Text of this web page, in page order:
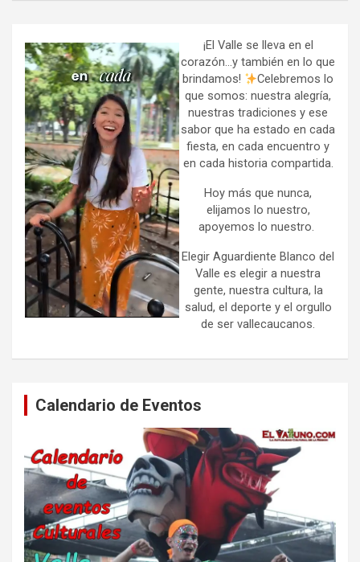
h
¡El Valle se lleva en el
corazón…y también en lo que
brindamos!
Celebremos lo
que somos: nuestra alegría,
nuestras tradiciones y ese
sabor que ha estado en cada
fiesta, en cada encuentro y
en cada historia compartida.
Hoy más que nunca,
elijamos lo nuestro,
apoyemos lo nuestro.
Elegir Aguardiente Blanco del
Valle es elegir a nuestra
gente, nuestra cultura, la
salud, el deporte y el orgullo
de ser vallecaucanos.
Calendario de Eventos